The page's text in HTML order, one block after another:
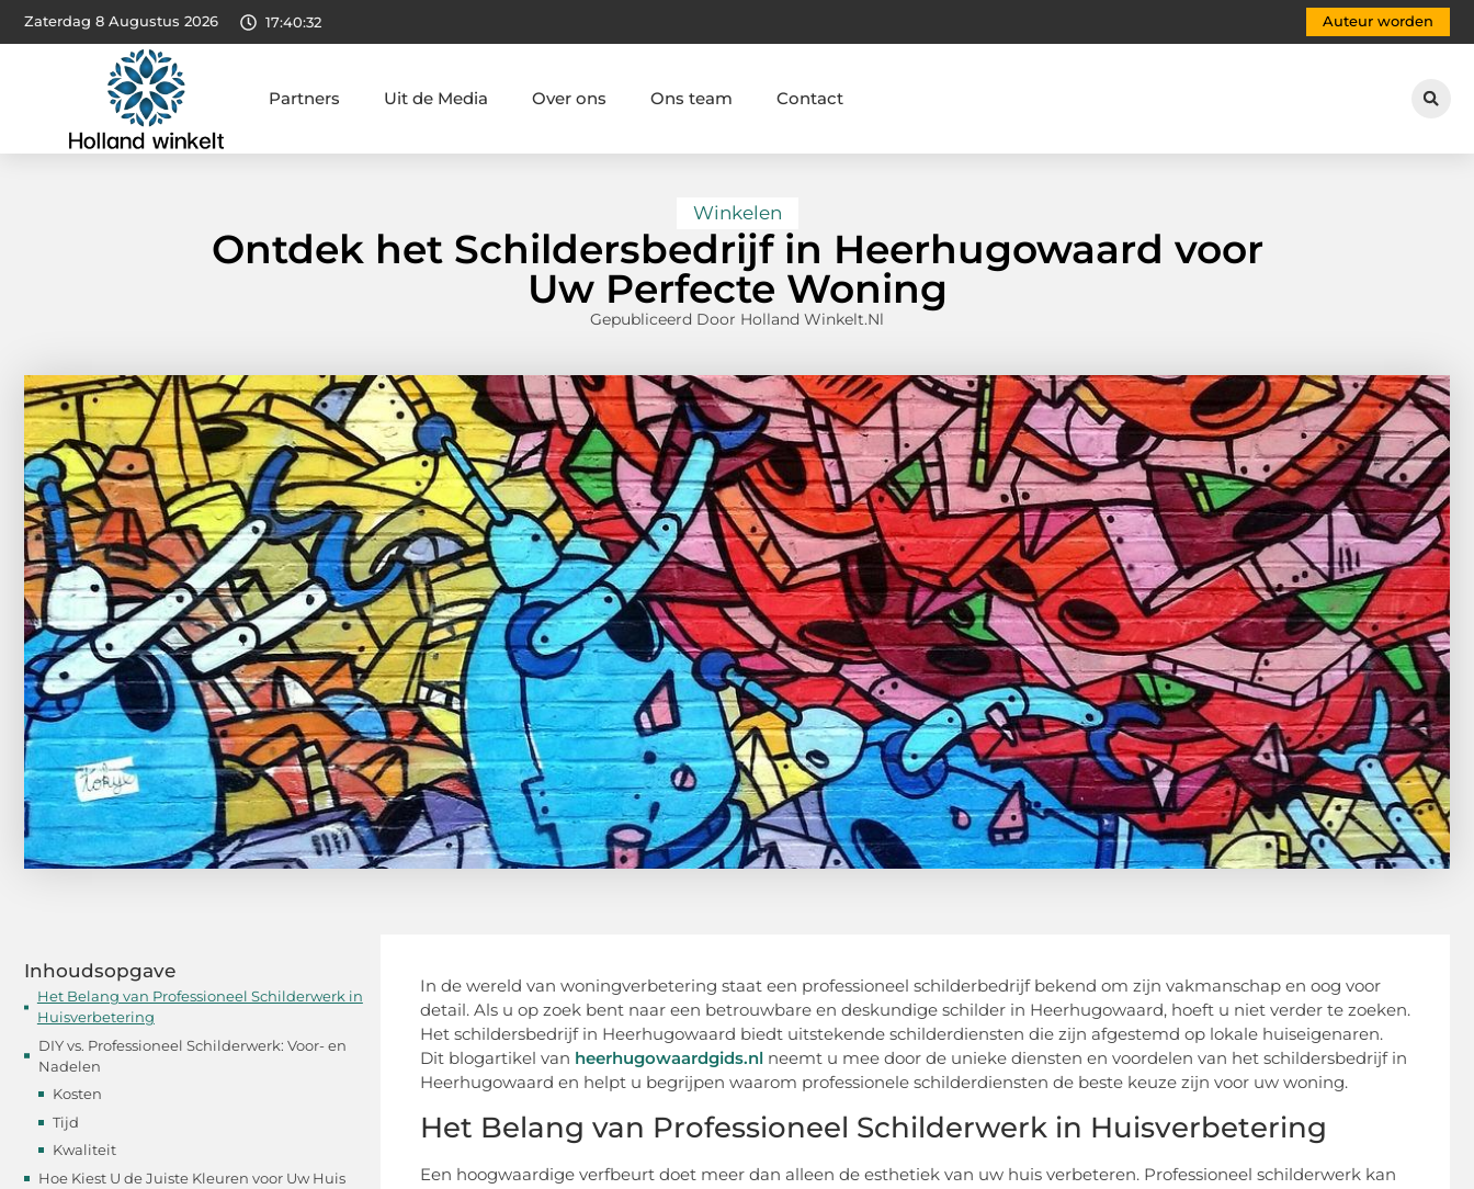
Zaterdag 8 Augustus 2026 17:40:34 Auteur worden
Partners Uit de Media Over ons Ons team Contact
Winkelen
Ontdek het Schildersbedrijf in Heerhugowaard voor
Uw Perfecte Woning
Gepubliceerd Door Holland Winkelt.nl
Inhoudsopgave
Het Belang van Professioneel Schilderwerk in
Huisverbetering
DIY vs. Professioneel Schilderwerk: Voor- en
Nadelen
Kosten
Tijd
Kwaliteit
Hoe Kiest U de Juiste Kleuren voor Uw Huis
In de wereld van woningverbetering staat een professioneel schilderbedrijf bekend om zijn vakmanschap en oog voor
detail. Als u op zoek bent naar een betrouwbare en deskundige schilder in Heerhugowaard, hoeft u niet verder te zoeken.
Het schildersbedrijf in Heerhugowaard biedt uitstekende schilderdiensten die zijn afgestemd op lokale huiseigenaren.
Dit blogartikel van heerhugowaardgids.nl neemt u mee door de unieke diensten en voordelen van het schildersbedrijf in
Heerhugowaard en helpt u begrijpen waarom professionele schilderdiensten de beste keuze zijn voor uw woning.
Het Belang van Professioneel Schilderwerk in Huisverbetering
Een hoogwaardige verfbeurt doet meer dan alleen de esthetiek van uw huis verbeteren. Professioneel schilderwerk kan